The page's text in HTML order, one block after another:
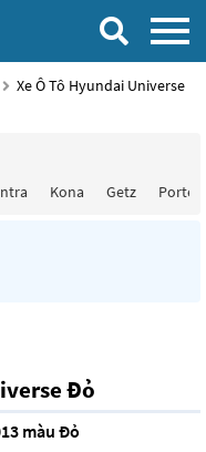
Xe Ô Tô Hyundai Universe
Kona Getz Porter
Đỏ
màu Đỏ